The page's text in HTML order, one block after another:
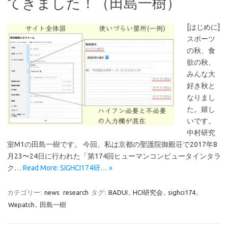
[はじめに]
スポーツ
の秋、食
欲の秋、
みんな大
好き秋と
なりまし
た。嬉し
いです。
中村研究
室M1の田島一樹です。 今回、私は京都の聖護院御殿荘で2017年8
月23〜24日に行われた「第174回ヒューマンコンピュータインタラ
ク… Read More: SIGHCI174研… »
カテゴリー: news research タグ: BADUI , HCI研究会 , sighci174,
Wepatch , 田島一樹